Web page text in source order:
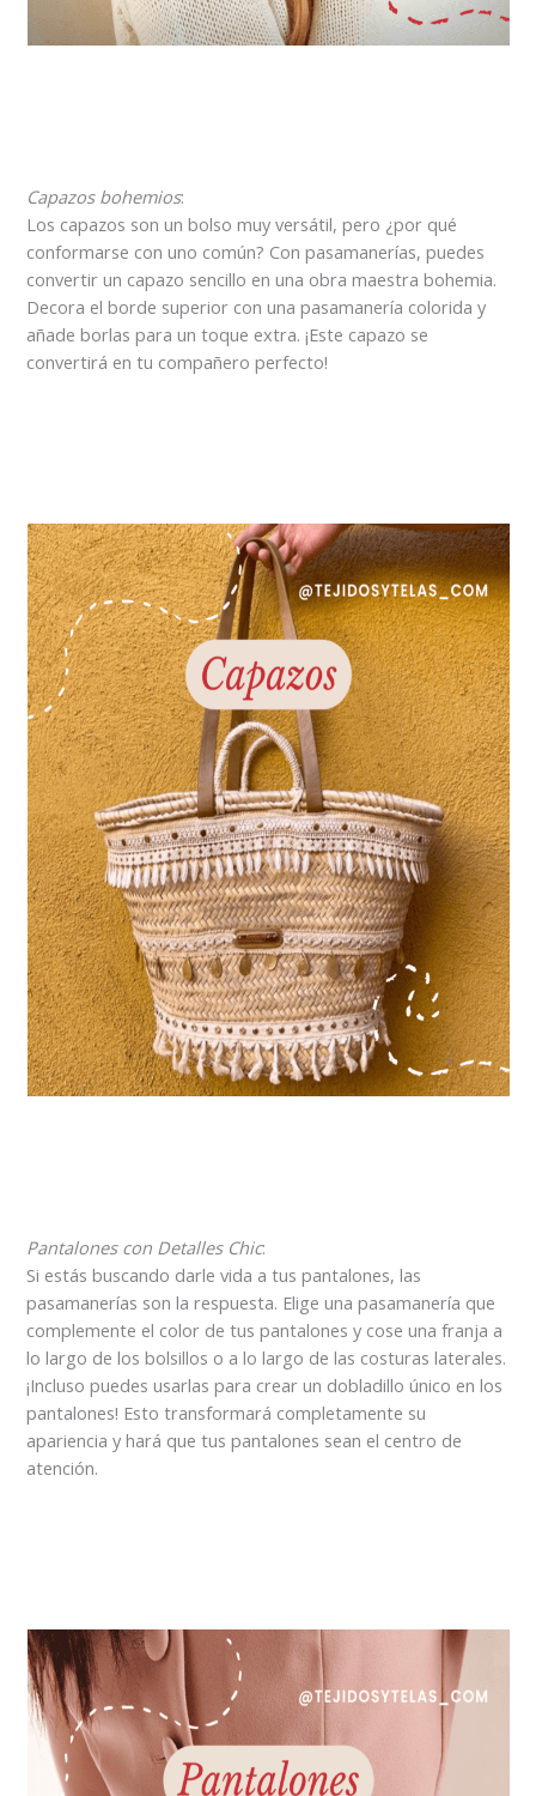
Capazos bohemios:
Los capazos son un bolso muy versátil, pero ¿por qué
conformarse con uno común? Con pasamanerías, puedes
convertir un capazo sencillo en una obra maestra bohemia.
Decora el borde superior con una pasamanería colorida y
añade borlas para un toque extra. ¡Este capazo se
convertirá en tu compañero perfecto!
Pantalones con Detalles Chic:
Si estás buscando darle vida a tus pantalones, las
pasamanerías son la respuesta. Elige una pasamanería que
complemente el color de tus pantalones y cose una franja a
lo largo de los bolsillos o a lo largo de las costuras laterales.
¡Incluso puedes usarlas para crear un dobladillo único en los
pantalones! Esto transformará completamente su
apariencia y hará que tus pantalones sean el centro de
atención.